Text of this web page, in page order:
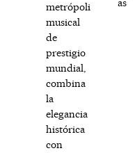
metrópoli
musical
de
prestigio
mundial,
combina
la
elegancia
histórica
con
as